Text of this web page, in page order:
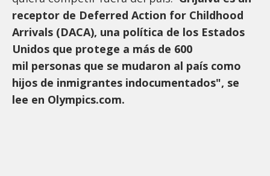
receptor de Deferred Action for Childhood
Arrivals (DACA), una política de los Estados
Unidos que protege a más de 600
mil personas que se mudaron al país como
hijos de inmigrantes indocumentados", se
lee en Olympics.com.